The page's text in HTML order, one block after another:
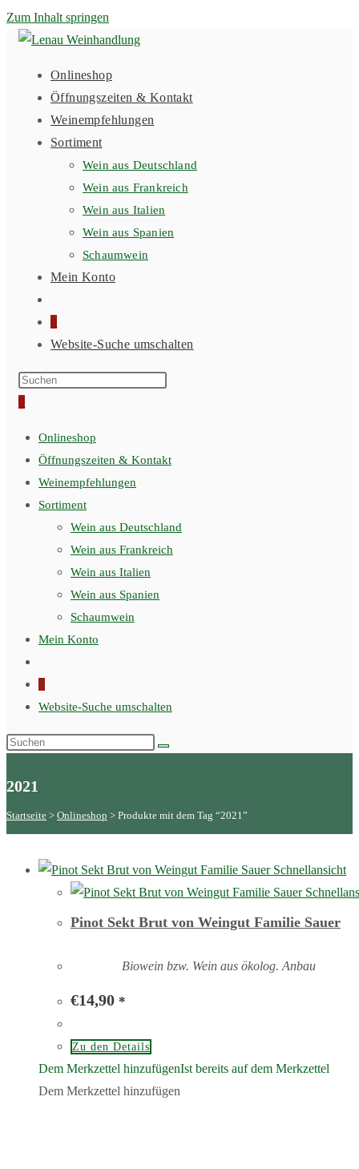
Zum Inhalt springen
Onlineshop
Öffnungszeiten & Kontakt
Weinempfehlungen
Sortiment
Wein aus Deutschland
Wein aus Frankreich
Wein aus Italien
Wein aus Spanien
Schaumwein
Mein Konto
0
Website-Suche umschalten
0
Onlineshop
Öffnungszeiten & Kontakt
Weinempfehlungen
Sortiment
Wein aus Deutschland
Wein aus Frankreich
Wein aus Italien
Wein aus Spanien
Schaumwein
Mein Konto
0
Website-Suche umschalten
2021
Startseite > Onlineshop > Produkte mit dem Tag “2021”
Schnellansicht
Pinot Sekt Brut von Weingut Familie Sauer
Biowein bzw. Wein aus ökolog. Anbau
€14,90 *
Zu den Details
Dem Merkzettel hinzufügenIst bereits auf dem Merkzettel
Dem Merkzettel hinzufügen